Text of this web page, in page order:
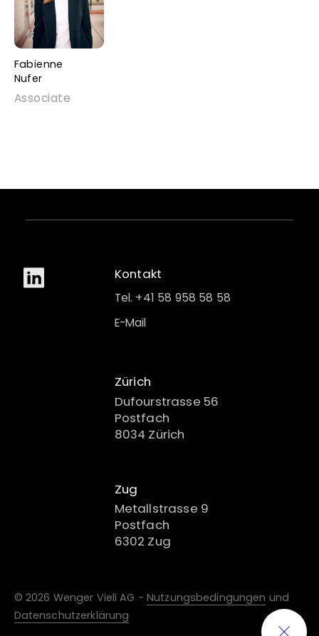
Fabienne
Nufer
Associate
Kontakt
Tel. +41 58 958 58 58
E-Mail
Zürich
Dufourstrasse 56
Postfach
8034 Zürich
Zug
Metallstrasse 9
Postfach
6302 Zug
© 2026 Wenger Vieli AG - Nutzungsbedingungen und
Datenschutzerklärung